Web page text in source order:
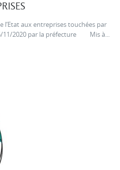
l’Etat aux entreprises touchées par
11/2020 par la préfecture Mis à...